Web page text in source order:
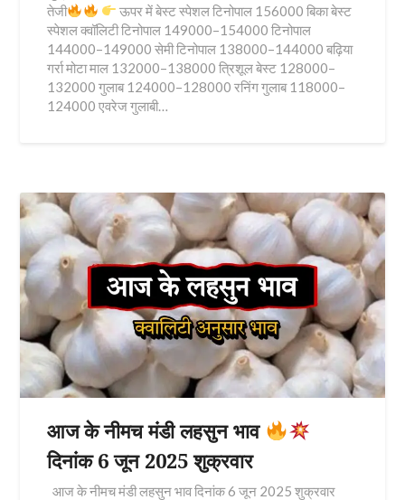
तेजी
ऊपर में बेस्ट स्पेशल टिनोपाल 156000 बिका बेस्ट
स्पेशल क्वॉलिटी टिनोपाल 149000–154000 टिनोपाल
144000–149000 सेमी टिनोपाल 138000–144000 बढ़िया
गर्रा मोटा माल 132000–138000 त्रिशूल बेस्ट 128000–
132000 गुलाब 124000–128000 रनिंग गुलाब 118000–
124000 एवरेज गुलाबी…
आज के नीमच मंडी लहसुन भाव
दिनांक 6 जून 2025 शुक्रवार
आज के नीमच मंडी लहसुन भाव दिनांक 6 जून 2025 शुक्रवार